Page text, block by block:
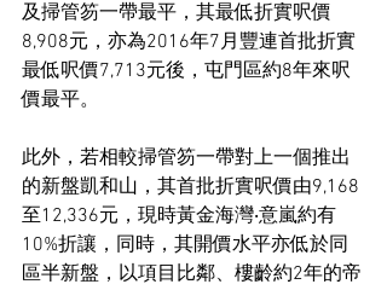
及掃管笏一帶最平，其最低折實呎價
8,908元，亦為2016年7月豐連首批折實
最低呎價7,713元後，屯門區約8年來呎
價最平。
此外，若相較掃管笏一帶對上一個推出
的新盤凱和山，其首批折實呎價由9,168
至12,336元，現時黃金海灣‧意嵐約有
10%折讓，同時，其開價水平亦低於同
區半新盤，以項目比鄰、樓齡約2年的帝